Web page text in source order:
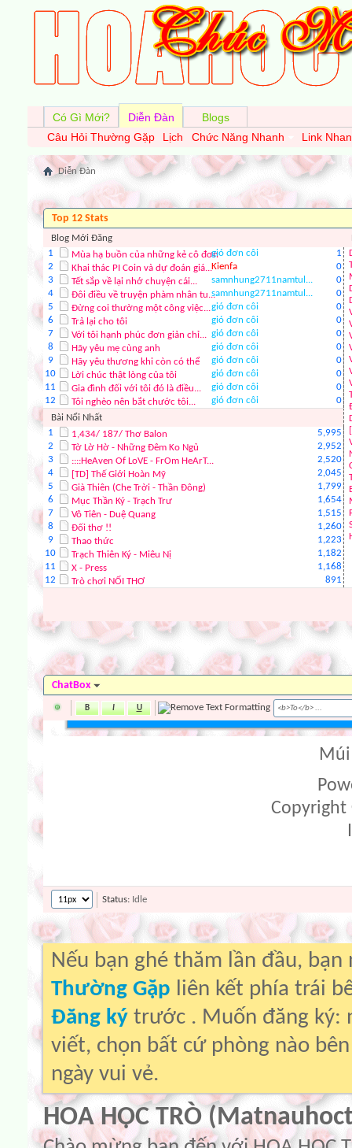
Có Gì Mới?
Diễn Đàn
Câu Hỏi Thường Gặp
Lịch Chức Năng Nhanh Link
Blogs
Diễn Đàn
Top 12 Stats
Blog Mới Đăng
1
Mùa hạ buồn của những kẻ cô đơngió đơn côi
1
2
Khai thác PI Coin và dự đoán giá...Kienfa
0
3
Tết sắp về lại nhớ chuyện cái... samnhung2711namtul...
0
4
Đôi điều về truyện phàm nhân tu...samnhung2711namtul...
0
5
Đừng coi thường một công việc...gió đơn côi
0
6
Trả lại cho tôi gió đơn côi
0
7
Với tôi hạnh phúc đơn giản chỉ... gió đơn côi
0
8
Hãy yêu mẹ cùng anh gió đơn côi
0
9
Hãy yêu thương khi còn có thể gió đơn côi
0
10
Lời chúc thật lòng của tôi gió đơn côi
0
11
Gia đình đối với tôi đó là điều... gió đơn côi
0
12
Tôi nghèo nên bắt chước tôi... gió đơn côi 0
Bài Nổi Nhất
1
1,434/ 187/ Thơ Balon
5,995
2
Tờ Lờ Hờ - Những Đêm Ko Ngủ
2,952
3
::::HeAven Of LoVE - FrOm HeArT...
2,520
4
[TD] Thế Giới Hoàn Mỹ
2,045
5
Già Thiên (Che Trời - Thần Đông)
1,799
6
Mục Thần Ký - Trạch Trư
1,654
7
Vô Tiên - Duệ Quang
1,515
8
Đối thơ !!
1,260
9
Thao thức
1,223
10
Trạch Thiên Ký - Miêu Nị
1,182
11
X - Press
1,168
12
Trò chơi NỐI THƠ 891
ChatBox
:Dancing_hmm:
:Dancing_jimlad:
:Dancing_shocked:
:Dancing_angry:
:Dancing_sorry:
:Dancing_biggrin:
:Dancing_tongue:
:Dancing_wub:
:Dancing_furious:
Copyright
Status: Idle
Nếu bạn ghé thăm lần đầu,
Thường Gặp liên kết phía trái
Đăng ký trước . Muốn đăng ký:
viết, chọn bất cứ phòng nào
ngày vui vẻ.
HOA HỌC TRÒ